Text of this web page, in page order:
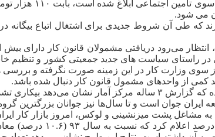
طی آن شروط جدیدی برای اشتغال اتباع بیگانه
از سوی وزارت کار در این زمینه صورت نگرفته و
از واحدهای مشمول قانون کار دنبال شده باشد.
مشاغل پشت میزنشینی و لوکس، امروز بازار کار